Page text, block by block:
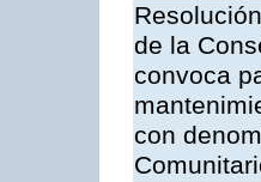
de la
convoca
con